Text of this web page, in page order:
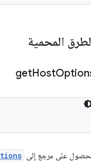
المحمية
getHost
على مرجع إلى